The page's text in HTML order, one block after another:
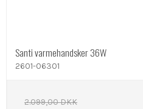
Santi varmehandsker 36W
2601-06301
2.099,00 DKK